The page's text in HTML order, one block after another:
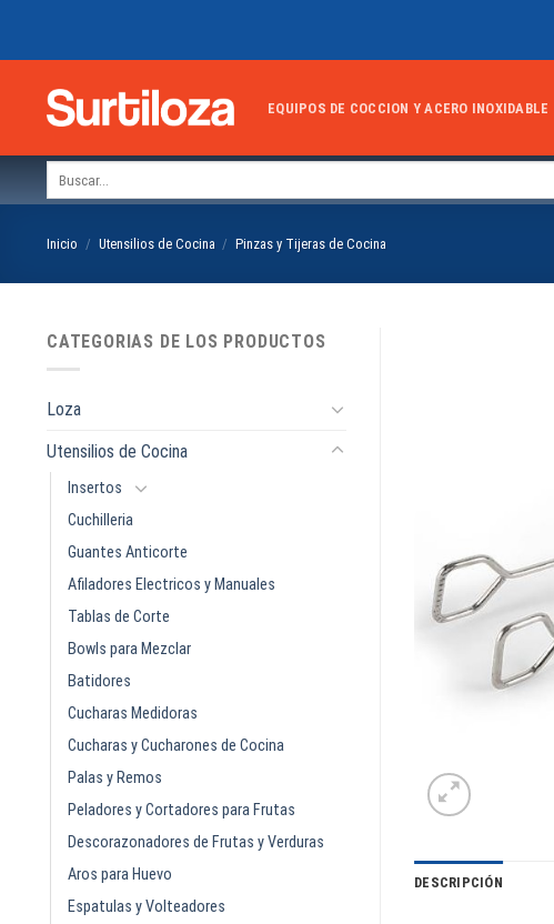
EQUIPOS DE COCCION Y ACERO INOXIDABLE
Inicio / Utensilios de Cocina / Pinzas y Tijeras de Cocina
CATEGORIAS DE LOS PRODUCTOS
Loza
Utensilios de Cocina
Insertos
Cuchilleria
Guantes Anticorte
Afiladores Electricos y Manuales
Tablas de Corte
Bowls para Mezclar
Batidores
Cucharas Medidoras
Cucharas y Cucharones de Cocina
Palas y Remos
Peladores y Cortadores para Frutas
Descorazonadores de Frutas y Verduras
Aros para Huevo
Espatulas y Volteadores
DESCRIPCIÓN